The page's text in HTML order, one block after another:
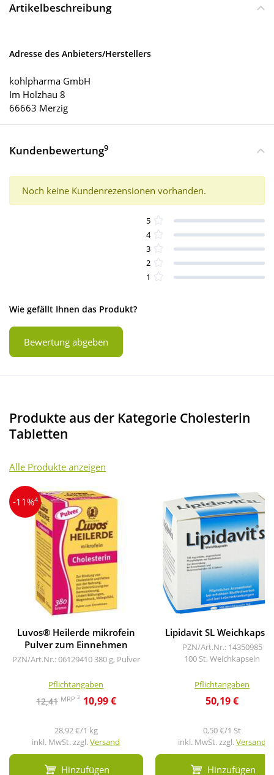
Artikelbeschreibung
Adresse des Anbieters/Herstellers
kohlpharma GmbH
Im Holzhau 8
66663 Merzig
Kundenbewertung9
Noch keine Kundenrezensionen vorhanden.
5
4
3
2
1
Wie gefällt Ihnen das Produkt?
Bewertung abgeben
Produkte aus der Kategorie Cholesterin
Tabletten
Alle Produkte anzeigen
-11%4
Luvos® Heilerde mikrofein
Pulver zum Einnehmen
PZN/Art.Nr.: 06129410 380 g, Pulver
Pflichtangaben
12,41 MRP 2 10,99 €
28,92 €/1 kg
inkl. MwSt. zzgl.Versand
Hinzufügen
Lipidavit SL
PZN/Art.Nr.: 14350985
100 St, Weichkapseln
Pflichtangaben
50,19 €
0,50 €/1 St
inkl. MwSt. zzgl.Versand
Hinzufügen